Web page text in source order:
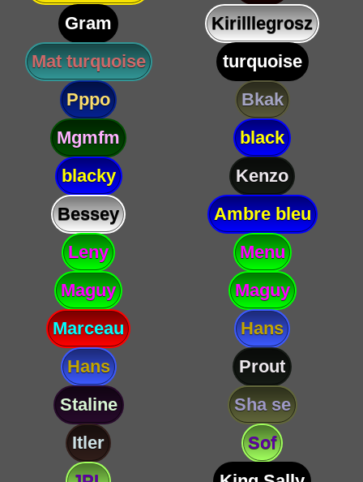
Gram
Kirilllegrosz
Mat turquoise
turquoise
Pppo
Bkak
Mgmfm
black
blacky
Kenzo
Bessey
Ambre bleu
Leny
Menu
Maguy
Maguy
Marceau
Hans
Hans
Prout
Staline
Sha se
Itler
Sof